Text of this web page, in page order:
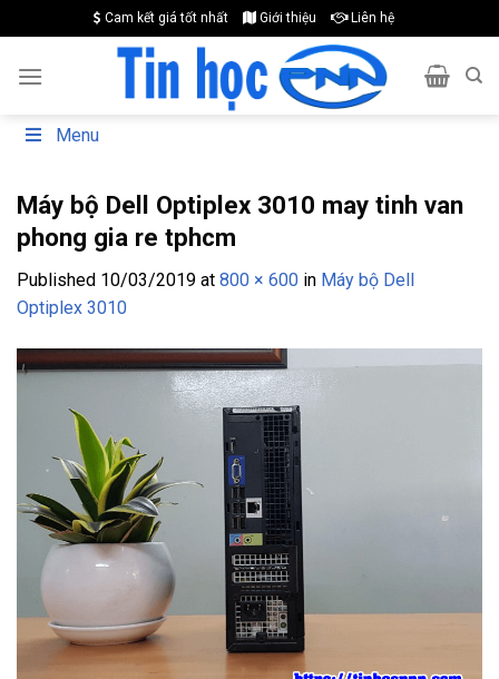
to
content
Cam kết giá tốt nhất Giới thiệu Liên hệ
Menu
Máy bộ Dell Optiplex 3010 may tinh van
phong gia re tphcm
Published 10/03/2019 at 800 × 600 in Máy bộ Dell
Optiplex 3010